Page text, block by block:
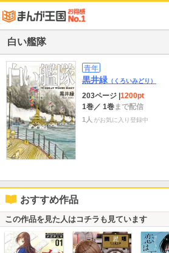
白い艦隊
青年
黒井緑 （くろいみどり）
203ページ 1200pt
1巻／ 1巻まで配信
1人 がお気に入り登録中
おすすめ作品
この作品を見た人はコチラも見ています